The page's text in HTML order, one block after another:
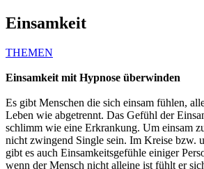
Einsamkeit
THEMEN
Einsamkeit mit Hypnose überwinden
Es gibt Menschen die sich einsam fühlen,
Leben wie abgetrennt. Das Gefühl der
schlimm wie eine Erkrankung. Um einsam
nicht zwingend Single sein. Im Kreise bzw.
gibt es auch Einsamkeitsgefühle einiger
wenn der Mensch nicht alleine ist fühlt er